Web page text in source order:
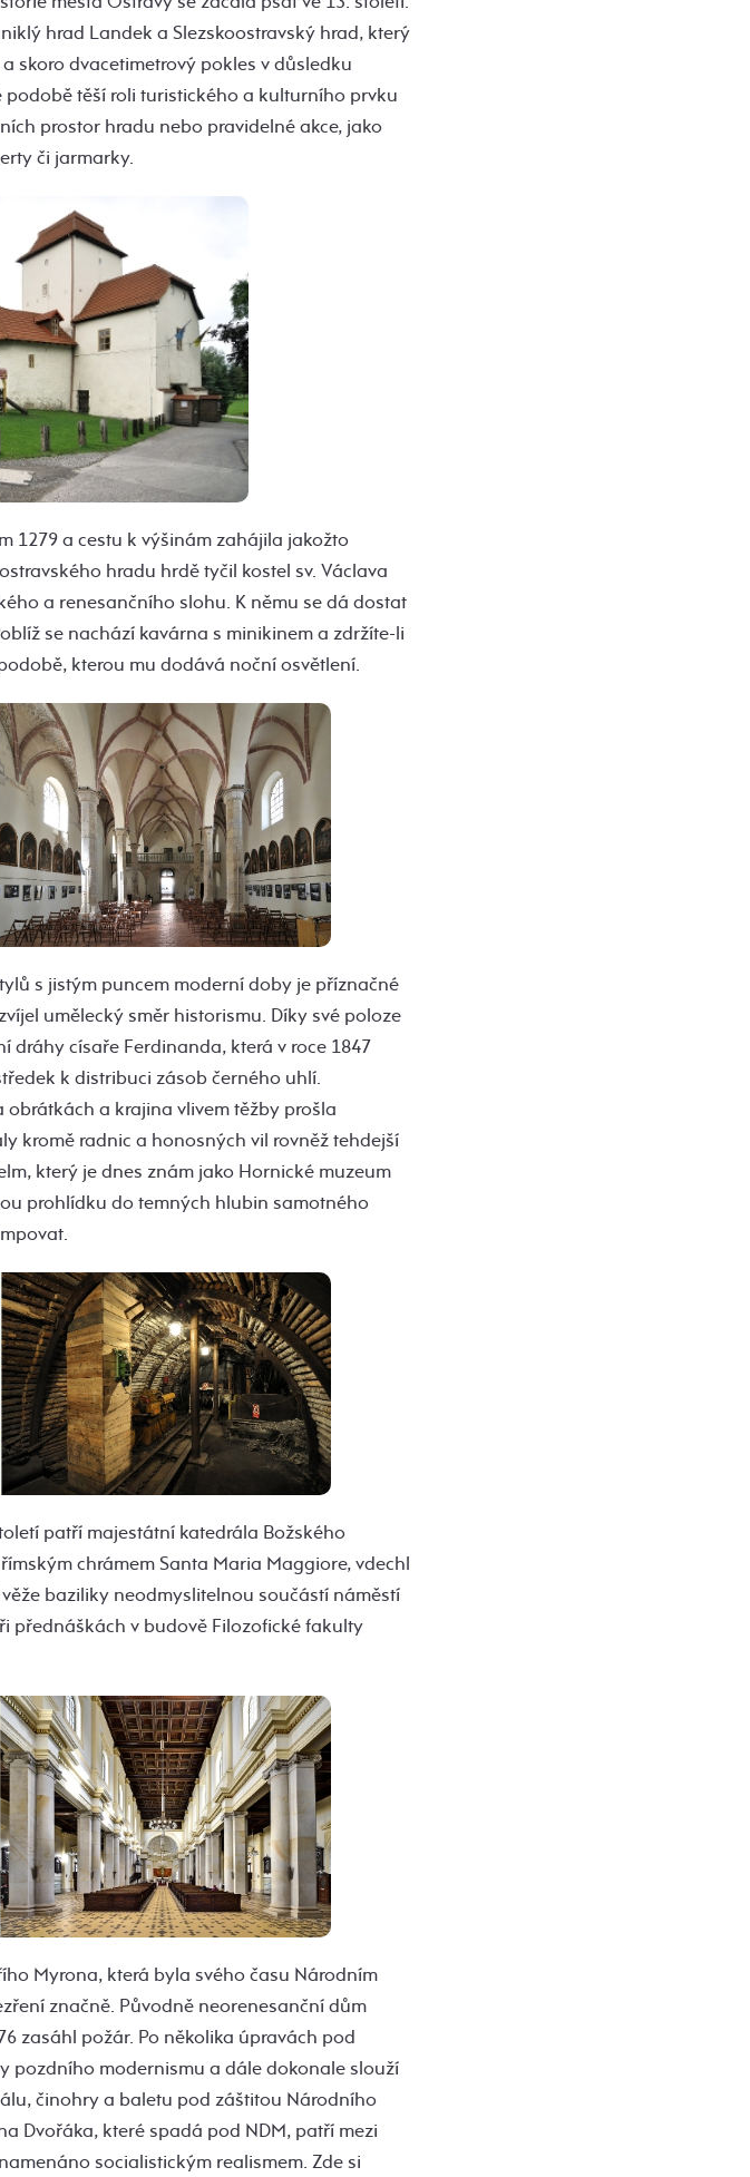
hrad Landek a Slezskoostravský hrad, který
skoro dvacetimetrový pokles v důsledku
těší roli turistického a kulturního prvku
prostor hradu nebo pravidelné akce, jako
či jarmarky.
1279 a cestu k výšinám zahájila jakožto
hradu hrdě tyčil kostel sv. Václava
a renesančního slohu. K němu se dá dostat
se nachází kavárna s minikinem a zdržíte-li
kterou mu dodává noční osvětlení.
s jistým puncem moderní doby je příznačné
umělecký směr historismu. Díky své poloze
dráhy císaře Ferdinanda, která v roce 1847
k distribuci zásob černého uhlí.
a krajina vlivem těžby prošla
kromě radnic a honosných vil rovněž tehdejší
který je dnes znám jako Hornické muzeum
prohlídku do temných hlubin samotného
patří majestátní katedrála Božského
chrámem Santa Maria Maggiore, vdechl
baziliky neodmyslitelnou součástí náměstí
přednáškách v budově Filozofické fakulty
Myrona, která byla svého času Národním
značně. Původně neorenesanční dům
zasáhl požár. Po několika úpravách pod
pozdního modernismu a dále dokonale slouží
činohry a baletu pod záštitou Národního
Dvořáka, které spadá pod NDM, patří mezi
socialistickým realismem. Zde si